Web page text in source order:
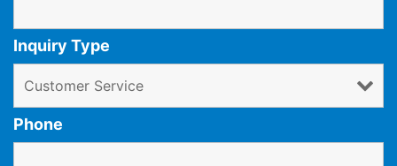
Inquiry Type
Phone